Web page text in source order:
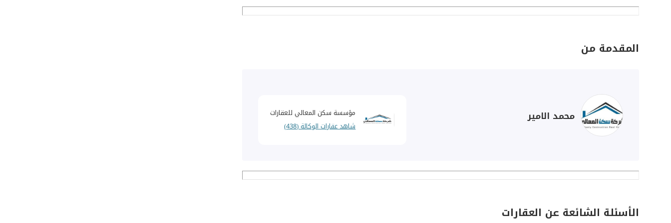
المقدمة من
محمد الامير
مؤسسة سكن المعالي للعقارات
شاهد عقارات الوكالة (438)
الأسئلة الشائعة عن العقارات